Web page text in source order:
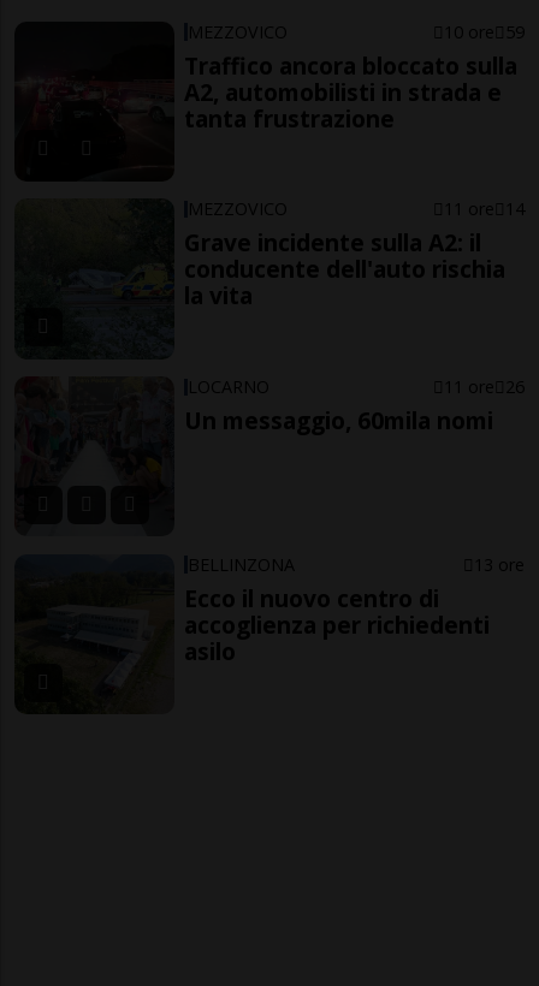
MEZZOVICO 10 ore 59
Traffico ancora bloccato sulla
A2, automobilisti in strada e
tanta frustrazione
MEZZOVICO 11 ore 14
Grave incidente sulla A2: il
conducente dell'auto rischia
la vita
LOCARNO 11 ore 26
Un messaggio, 60mila nomi
BELLINZONA 13 ore
Ecco il nuovo centro di
accoglienza per richiedenti
asilo